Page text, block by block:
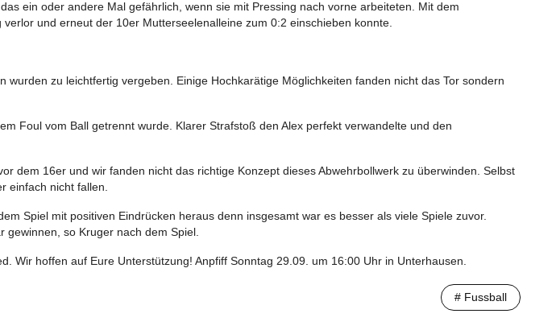
ein oder andere Mal gefährlich, wenn sie mit Pressing nach vorne arbeiteten. Mit dem
und erneut der 10er Mutterseelenalleine zum 0:2 einschieben konnte.
zu leichtfertig vergeben. Einige Hochkarätige Möglichkeiten fanden nicht das Tor sondern
Foul vom Ball getrennt wurde. Klarer Strafstoß den Alex perfekt verwandelte und den
dem 16er und wir fanden nicht das richtige Konzept dieses Abwehrbollwerk zu überwinden. Selbst
einfach nicht fallen.
Spiel mit positiven Eindrücken heraus denn insgesamt war es besser als viele Spiele zuvor.
gewinnen, so Kruger nach dem Spiel.
Wir hoffen auf Eure Unterstützung! Anpfiff Sonntag 29.09. um 16:00 Uhr in Unterhausen.
# Fussball